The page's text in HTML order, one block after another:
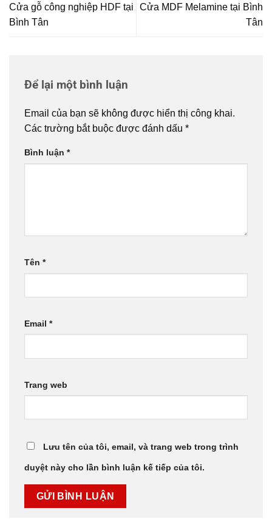
Cửa gỗ công nghiệp HDF tại
Bình Tân
Cửa MDF Melamine tại Bình
Tân
Để lại một bình luận
Email của bạn sẽ không được hiển thị công khai.
Các trường bắt buộc được đánh dấu *
Bình luận *
Tên *
Email *
Trang web
Lưu tên của tôi, email, và trang web trong trình
duyệt này cho lần bình luận kế tiếp của tôi.